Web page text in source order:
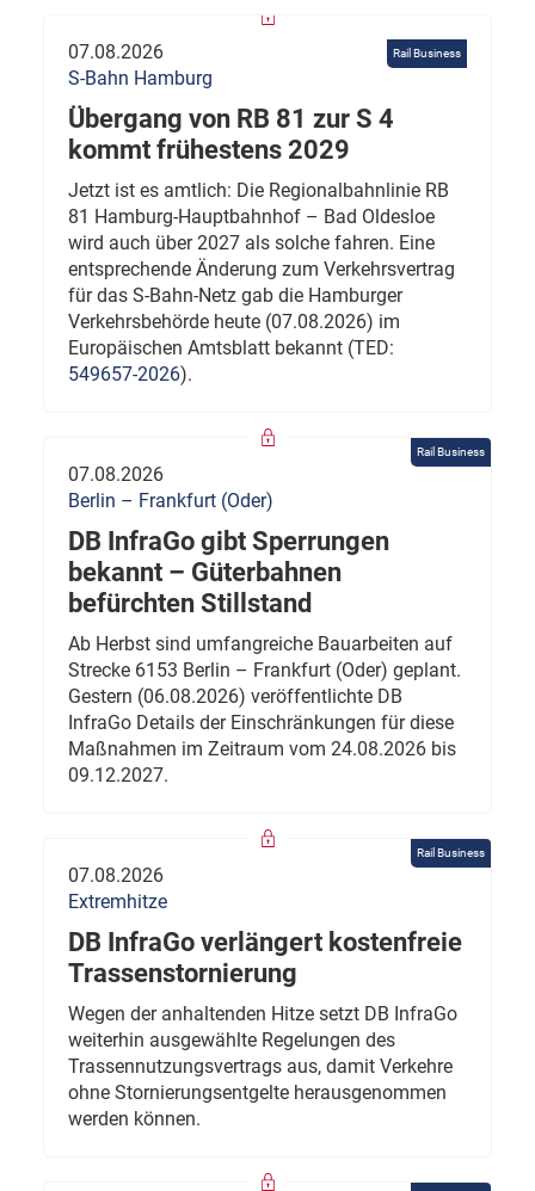
Rail Business
07.08.2026
S-Bahn Hamburg
Übergang von RB 81 zur S 4
kommt frühestens 2029
Jetzt ist es amtlich: Die Regionalbahnlinie RB
81 Hamburg-Hauptbahnhof – Bad Oldesloe
wird auch über 2027 als solche fahren. Eine
entsprechende Änderung zum Verkehrsvertrag
für das S-Bahn-Netz gab die Hamburger
Verkehrsbehörde heute (07.08.2026) im
Europäischen Amtsblatt bekannt (TED:
549657-2026).
Rail Business
07.08.2026
Berlin – Frankfurt (Oder)
DB InfraGo gibt Sperrungen
bekannt – Güterbahnen
befürchten Stillstand
Ab Herbst sind umfangreiche Bauarbeiten auf
Strecke 6153 Berlin – Frankfurt (Oder) geplant.
Gestern (06.08.2026) veröffentlichte DB
InfraGo Details der Einschränkungen für diese
Maßnahmen im Zeitraum vom 24.08.2026 bis
09.12.2027.
Rail Business
07.08.2026
Extremhitze
DB InfraGo verlängert kostenfreie
Trassenstornierung
Wegen der anhaltenden Hitze setzt DB InfraGo
weiterhin ausgewählte Regelungen des
Trassennutzungsvertrags aus, damit Verkehre
ohne Stornierungsentgelte herausgenommen
werden können.